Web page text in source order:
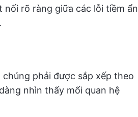
rõ ràng giữa các lỗi tiềm ẩn
phải được sắp xếp theo
nhìn thấy mối quan hệ